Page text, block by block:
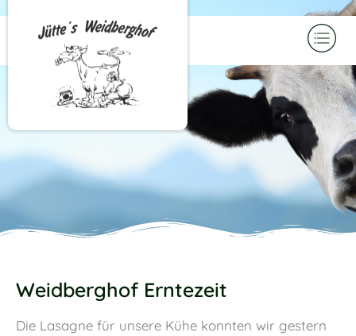
Weidberghof Erntezeit
Die Lasagne für unsere Kühe konnten wir gestern